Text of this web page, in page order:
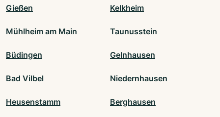
Gießen Kelkheim
Mühlheim am Main Taunusstein
Büdingen Gelnhausen
Bad Vilbel Niedernhausen
Heusenstamm Berghausen